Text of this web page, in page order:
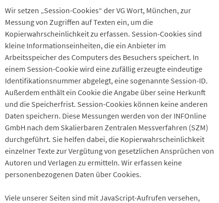
Wir setzen „Session-Cookies“ der VG Wort, München, zur
Messung von Zugriffen auf Texten ein, um die
Kopierwahrscheinlichkeit zu erfassen. Session-Cookies sind
kleine Informationseinheiten, die ein Anbieter im
Arbeitsspeicher des Computers des Besuchers speichert. In
einem Session-Cookie wird eine zufällig erzeugte eindeutige
Identifikationsnummer abgelegt, eine sogenannte Session-ID.
Außerdem enthält ein Cookie die Angabe über seine Herkunft
und die Speicherfrist. Session-Cookies können keine anderen
Daten speichern. Diese Messungen werden von der INFOnline
GmbH nach dem Skalierbaren Zentralen Messverfahren (SZM)
durchgeführt. Sie helfen dabei, die Kopierwahrscheinlichkeit
einzelner Texte zur Vergütung von gesetzlichen Ansprüchen von
Autoren und Verlagen zu ermitteln. Wir erfassen keine
personenbezogenen Daten über Cookies.
Viele unserer Seiten sind mit JavaScript-Aufrufen versehen,